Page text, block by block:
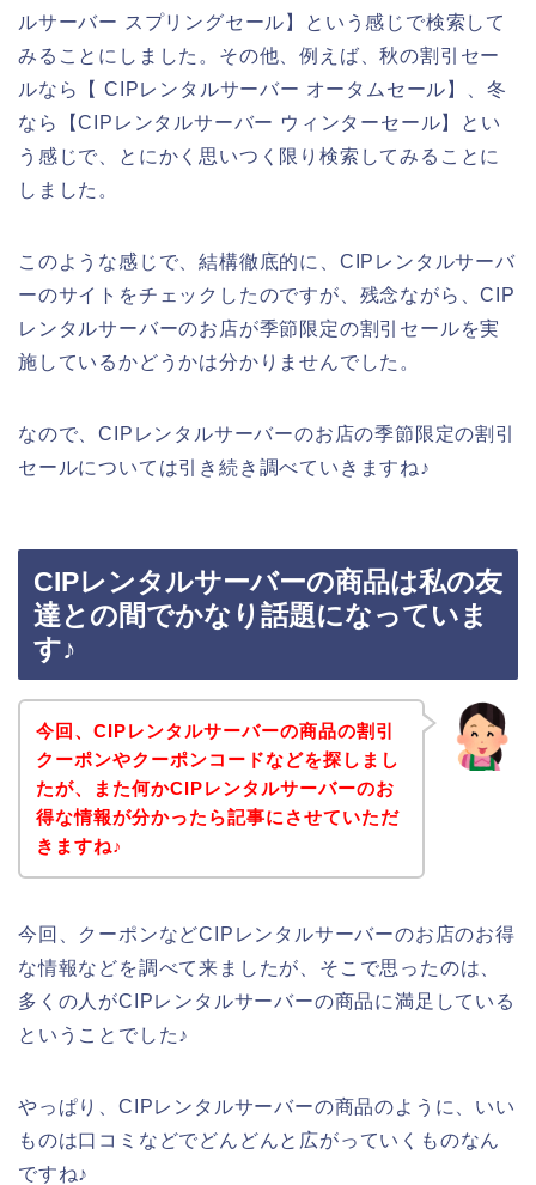
ルサーバー スプリングセール】という感じで検索して
みることにしました。その他、例えば、秋の割引セー
ルなら【 CIPレンタルサーバー オータムセール】、冬
なら【CIPレンタルサーバー ウィンターセール】とい
う感じで、とにかく思いつく限り検索してみることに
しました。
このような感じで、結構徹底的に、CIPレンタルサーバ
ーのサイトをチェックしたのですが、残念ながら、CIP
レンタルサーバーのお店が季節限定の割引セールを実
施しているかどうかは分かりませんでした。
なので、CIPレンタルサーバーのお店の季節限定の割引
セールについては引き続き調べていきますね♪
CIPレンタルサーバーの商品は私の友
達との間でかなり話題になっていま
す♪
今回、CIPレンタルサーバーの商品の割引
クーポンやクーポンコードなどを探しまし
たが、また何かCIPレンタルサーバーのお
得な情報が分かったら記事にさせていただ
きますね♪
今回、クーポンなどCIPレンタルサーバーのお店のお得
な情報などを調べて来ましたが、そこで思ったのは、
多くの人がCIPレンタルサーバーの商品に満足している
ということでした♪
やっぱり、CIPレンタルサーバーの商品のように、いい
ものは口コミなどでどんどんと広がっていくものなん
ですね♪